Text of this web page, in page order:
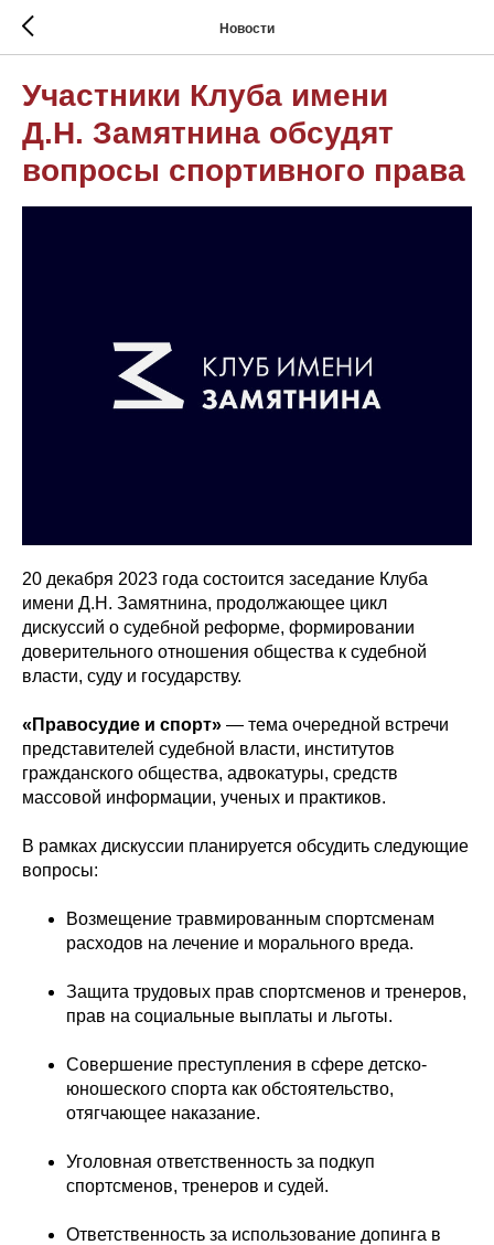
Новости
Участники Клуба имени
Д.Н. Замятнина обсудят
вопросы спортивного права
20 декабря 2023 года состоится заседание Клуба
имени Д.Н. Замятнина, продолжающее цикл
дискуссий о судебной реформе, формировании
доверительного отношения общества к судебной
власти, суду и государству.
«Правосудие и спорт» — тема очередной встречи
представителей судебной власти, институтов
гражданского общества, адвокатуры, средств
массовой информации, ученых и практиков.
В рамках дискуссии планируется обсудить следующие
вопросы:
Возмещение травмированным спортсменам
расходов на лечение и морального вреда.
Защита трудовых прав спортсменов и тренеров,
прав на социальные выплаты и льготы.
Совершение преступления в сфере детско-
юношеского спорта как обстоятельство,
отягчающее наказание.
Уголовная ответственность за подкуп
спортсменов, тренеров и судей.
Ответственность за использование допинга в